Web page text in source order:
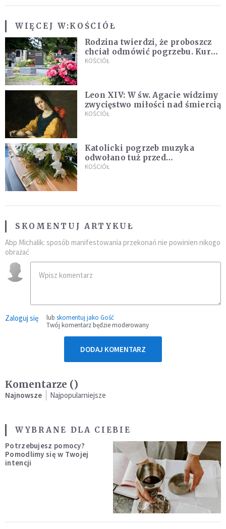
WIĘCEJ W:KOŚCIÓŁ
Rodzina twierdzi, że proboszcz
chciał odmówić pogrzebu. Kuria
zapowiada wyjaśnienia
KOŚCIÓŁ
Leon XIV: W św. Agacie widzimy
zwycięstwo miłości nad śmiercią
KOŚCIÓŁ
Katolicki pogrzeb muzyka
odwołano tuż przed
uroczystością. Powodem była
KOŚCIÓŁ
SKOMENTUJ ARTYKUŁ
Abp Michalik: sposób manifestowania przekonań nie powinien nikogo
obrażać
Zaloguj się lub skomentuj jako Gość
Twój komentarz będzie moderowany
DODAJ KOMENTARZ
Komentarze ()
Najnowsze Najpopularniejsze
WYBRANE DLA CIEBIE
Potrzebujesz pomocy?
Pomodlimy się w Twojej
intencji